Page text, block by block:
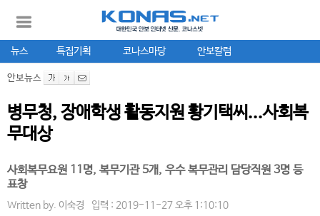
뉴스 특집기획 코나스마당 안보칼럼
안보뉴스
병무청, 장애학생 활동지원 황기택씨...사회복
무대상
사회복무요원 11명, 복무기관 5개, 우수 복무관리 담당직원 3명 등
표창
Written by. 이숙경 입력 : 2019-11-27 오후 1:10:10